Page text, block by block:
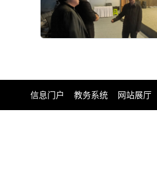
信息门户 教务系统 网站展厅